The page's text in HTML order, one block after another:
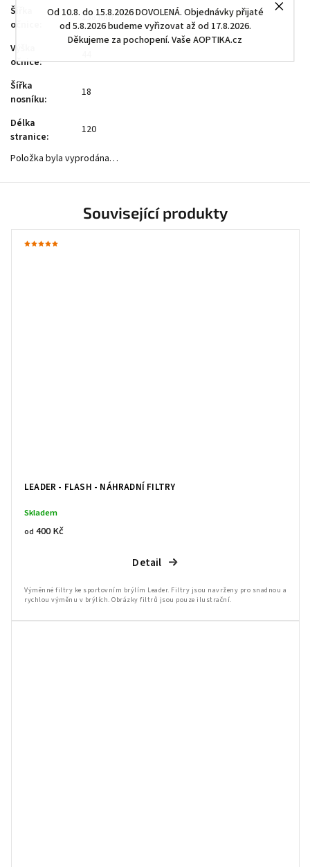
Od 10.8. do 15.8.2026 DOVOLENÁ. Objednávky přijaté
od 5.8.2026 budeme vyřizovat až od 17.8.2026.
Děkujeme za pochopení. Vaše AOPTIKA.cz
Šířka
očnice
138 mm
Výška
očnice:
Šířka
nosníku:
18
Délka
stranice:
120
Položka byla vyprodána…
Související produkty
LEADER - FLASH - NÁHRADNÍ FILTRY
Skladem
od 400 Kč
Detail
Výměnné filtry ke sportovním brýlím Leader. Filtry jsou navrženy pro snadnou a